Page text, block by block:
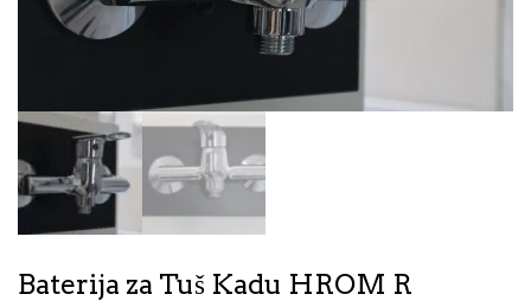
Baterija za Tuš Kadu HROM R